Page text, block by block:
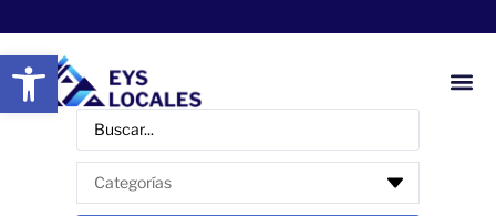
Abrir barra de herramientas